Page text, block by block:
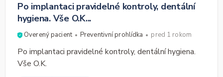
Po implantaci pravidelné kontroly, dentální
hygiena. Vše O.K...
Overený pacient Preventivní prohlídka pred 1 rokom
Po implantaci pravidelné kontroly, dentální hygiena.
Vše O.K.